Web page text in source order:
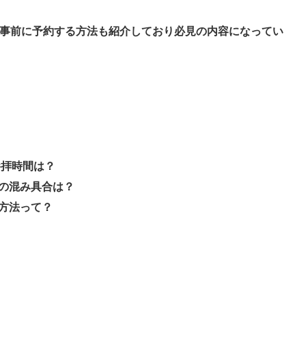
前に予約する方法も紹介しており必見の内容になってい
時間は？
混み具合は？
法って？